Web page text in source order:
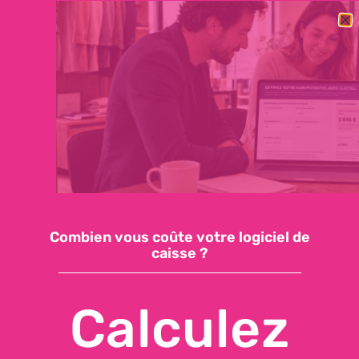
BESOIN DE CHANGER RAPIDEMENT DE LOGICIEL DE CAISSE ?
DÉCOUVREZ NOTRE OFFRE ESSENTIELLE : 59€/MOIS, SUPPORT
INCLUS, INSTALLATION EN QUELQUES JOURS
Demandez une démo
Accéder à ma caisse
Combien vous coûte votre logiciel de
caisse ?
Calculez